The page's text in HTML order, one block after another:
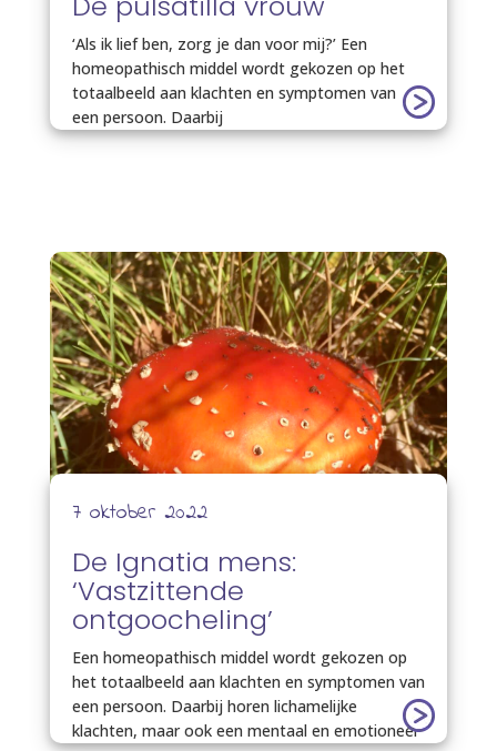
‘Als ik lief ben, zorg je dan voor mij?’ Een
homeopathisch middel wordt gekozen op het
totaalbeeld aan klachten en symptomen van
een persoon. Daarbij
7 oktober 2022
De Ignatia mens:
‘Vastzittende
ontgoocheling’
Een homeopathisch middel wordt gekozen op
het totaalbeeld aan klachten en symptomen van
een persoon. Daarbij horen lichamelijke
klachten, maar ook een mentaal en emotioneel